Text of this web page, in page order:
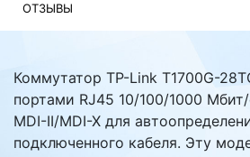
ОТЗЫВЫ
Коммутатор TP-Link T1700G-
портами RJ45 10/100/1000
MDI-II/MDI-X для
подключенного кабеля. Эту